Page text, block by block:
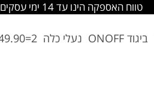
החלפה והחזרה מתבצעת בסניפי הרשת
ביגוד ONOFF נעלי כלה 2=49.90 ש"ח